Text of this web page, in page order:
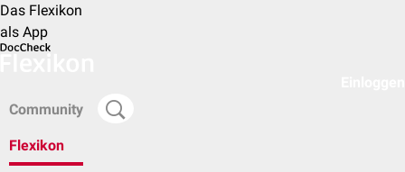
Das Flexikon
als App
Community
Flexikon